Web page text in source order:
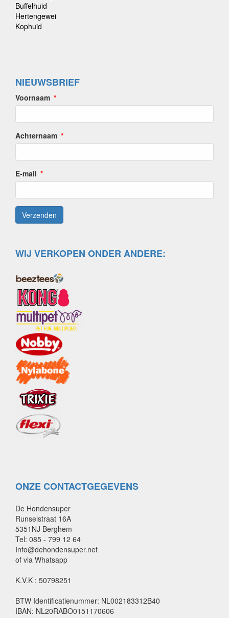
Buffelhuid
Hertengewei
Kophuid
NIEUWSBRIEF
Voornaam
Achternaam
E-mail
WIJ VERKOPEN ONDER ANDERE:
ONZE CONTACTGEGEVENS
De Hondensuper
Runselstraat 16A
5351NJ Berghem
Tel: 085 - 799 12 64
Info@dehondensuper.net
of via Whatsapp
K.V.K : 50798251
BTW Identificatienummer: NL002183312B40
IBAN: NL20RABO0151170606